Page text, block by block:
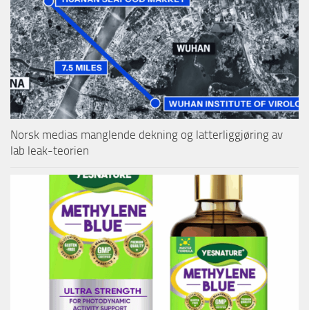
Norsk medias manglende dekning og latterliggjøring av
lab leak-teorien